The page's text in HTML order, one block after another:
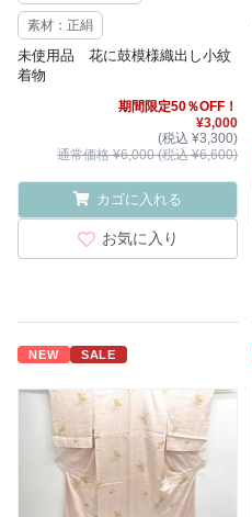
素材：正絹
未使用品 花に鼓模様織出し小紋
着物
期間限定50％OFF！
¥3,000
(税込 ¥3,300)
通常価格 ¥6,000 (税込 ¥6,600)
カゴに入れる
お気に入り
NEW SALE